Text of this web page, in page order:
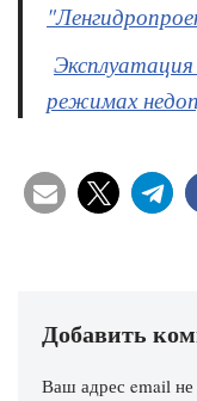
режимах
Добавить
Ваш адрес email не